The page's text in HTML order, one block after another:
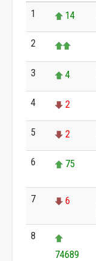
1 14
2
3 4
4 2
5 2
6 75
7 6
8
74689